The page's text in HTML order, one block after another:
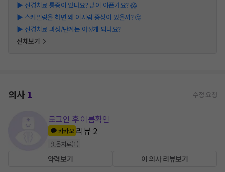
▶ 신경치료 통증이 있나요? 많이 아픈가요? 😱
▶ 스케일링을 하면 왜 이시림 증상이 있을까? 🤔
▶ 신경치료 과정/단계는 어떻게 되나요?
전체보기
의사1 수정 요청
로그인 후 이름확인
카카오 리뷰 2
잇몸치료(1 )
약력보기 이 의사 리뷰보기